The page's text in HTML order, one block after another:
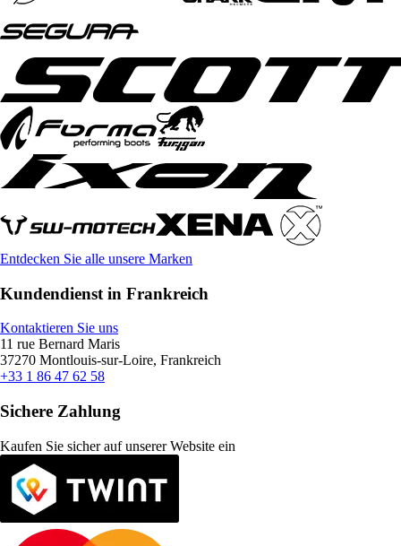
Entdecken Sie alle unsere Marken
Kundendienst in Frankreich
Kontaktieren Sie uns
11 rue Bernard Maris
37270 Montlouis-sur-Loire, Frankreich
+33 1 86 47 62 58
Sichere Zahlung
Kaufen Sie sicher auf unserer Website ein